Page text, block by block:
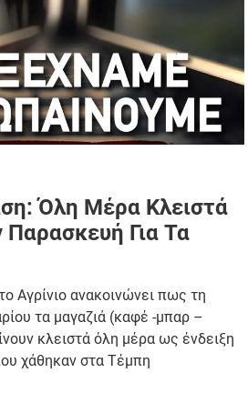
Όλη Μέρα Κλειστά
Για Τα
Αγρίνιο ανακοινώνει πως τη
τα μαγαζιά (καφέ -μπαρ –
κλειστά όλη μέρα ως ένδειξη
χάθηκαν στα Τέμπη